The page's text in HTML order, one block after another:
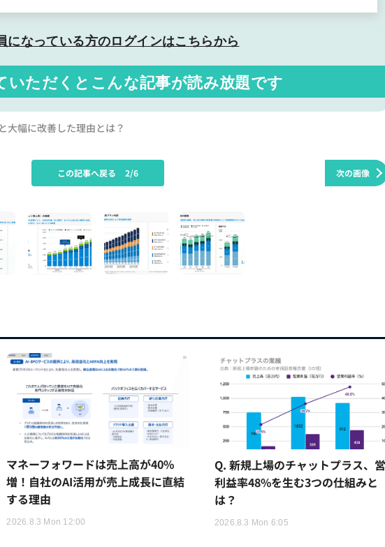
になっている方のログインはこちらから
いただくと こんな記事が読み放題です
大幅に改善した理由とは？
次の画像
この記事へ戻る 2/6
マネーフォワードは売上高が40%
増！自社のAI活用が売上成長に直結
する理由
2026.8.3 Mon 12:00
Q. 新規上場のチャットプラス、
利益率48%を生む3つの仕組みと
は？
2026.8.3 Mon 6:05